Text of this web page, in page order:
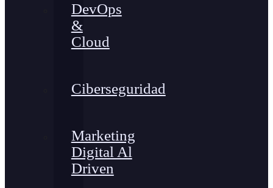
DevOps
&
Cloud
Ciberseguridad
Marketing
Digital Al
Driven